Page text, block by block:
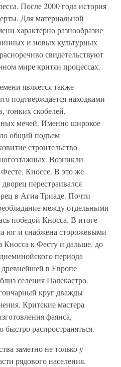
После 2000 года история
Для материальной
характерно разнообразие
и новых культурных
свидетельствуют
мире критян процессах.
является также
подтверждается находками
тонких скобелей,
мечей. Именно широкое
общий подъем
строительство
Возникли
Кноссе. В это же
перестраивался
в Агиа Триаде. Почти
между отдельными
победой Кносса. В итоге
юг и снабжена сторожевыми
Кносса к Фесту и дальше, до
периода
древнейшей в Европе
селения Палекастро.
круг дважды
Критские мастера
фаянса,
быстро распространяться.
заметно не только у
рядового населения.